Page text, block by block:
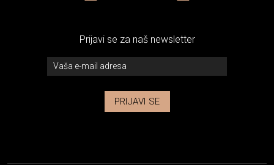
Prijavi se za naš newsletter
PRIJAVI SE